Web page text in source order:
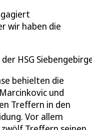
wir haben die
HSG
behielten die
und
Treffern in den
Vor allem